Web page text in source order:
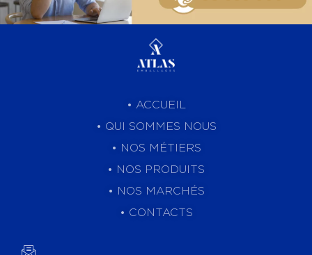
• ACCUEIL
• QUI SOMMES NOUS
• NOS MÉTIERS
• NOS PRODUITS
• NOS MARCHÉS
• CONTACTS